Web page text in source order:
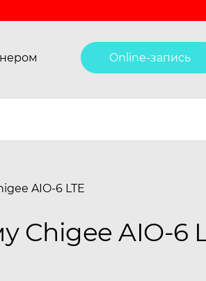
Online-запись
AIO-6 LTE
Chigee AIO-6